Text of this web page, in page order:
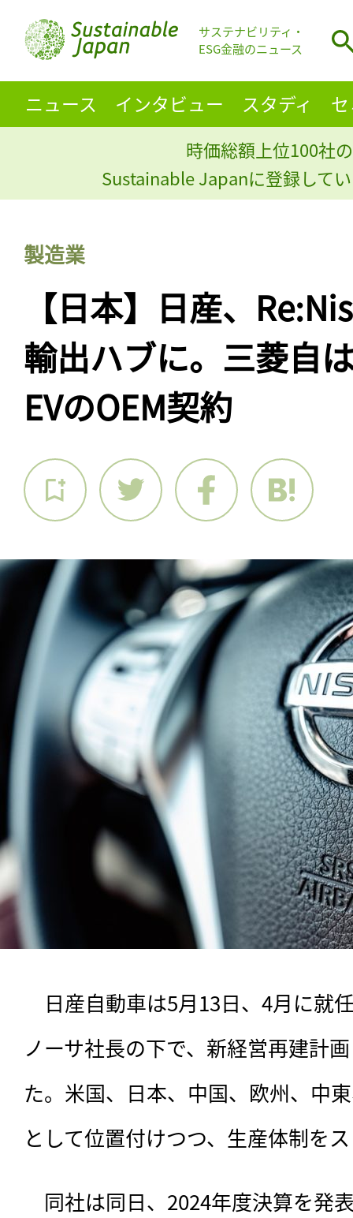
サステナビリティ・
ESG金融のニュース
ニュース インタビュー スタディ
時価総額上位100社
Sustainable Japanに登録して
製造業
【日本】日産、
輸出ハブに。三菱自
EVのOEM契約
日産自動車は5月13日、4月に就
ノーサ社長の下で、新経営再建計
た。米国、日本、中国、欧州、中
として位置付けつつ、生産体制を
同社は同日、 2024年度決算を発